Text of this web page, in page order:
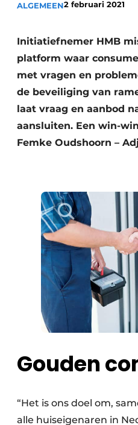
Podcasts
Vacature aanmelden
Video’s
ALGEMEEN2 februari 2021
Initiatiefnemer HMB
platform waar
met vragen en
de beveiliging van
laat vraag en aanbod
aansluiten. Een win-
Femke Oudshoorn –
Gouden
“Het is ons doel om,
alle huiseigenaren in